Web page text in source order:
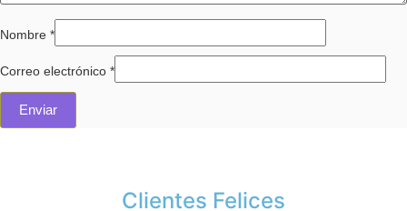
Nombre *
Correo electrónico *
Clientes Felices